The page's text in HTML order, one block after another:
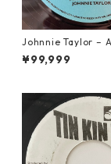
Johnnie Taylor –
Loving You【7-
¥99,999